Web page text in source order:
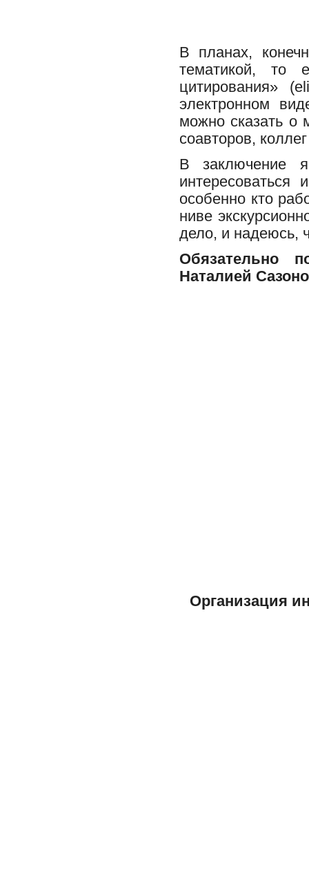
В планах,
тематикой, то
цитирования»
электронном
можно сказать о
соавторов,
В заключение
интересоваться
особенно кто
ниве
дело, и надеюсь,
Обязательно
Наталией
Организация